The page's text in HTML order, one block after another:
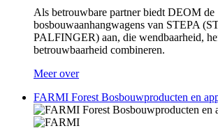
Als betrouwbare partner biedt DEOM de
bosbouwaanhangwagens van STEPA
PALFINGER) aan, die wendbaarheid,
betrouwbaarheid combineren.
Meer over
FARMI Forest Bosbouwproducten en